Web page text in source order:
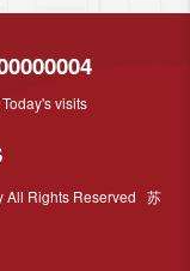
Today's visits
All Rights Reserved 苏